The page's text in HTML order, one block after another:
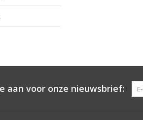
aan voor onze nieuwsbrief: